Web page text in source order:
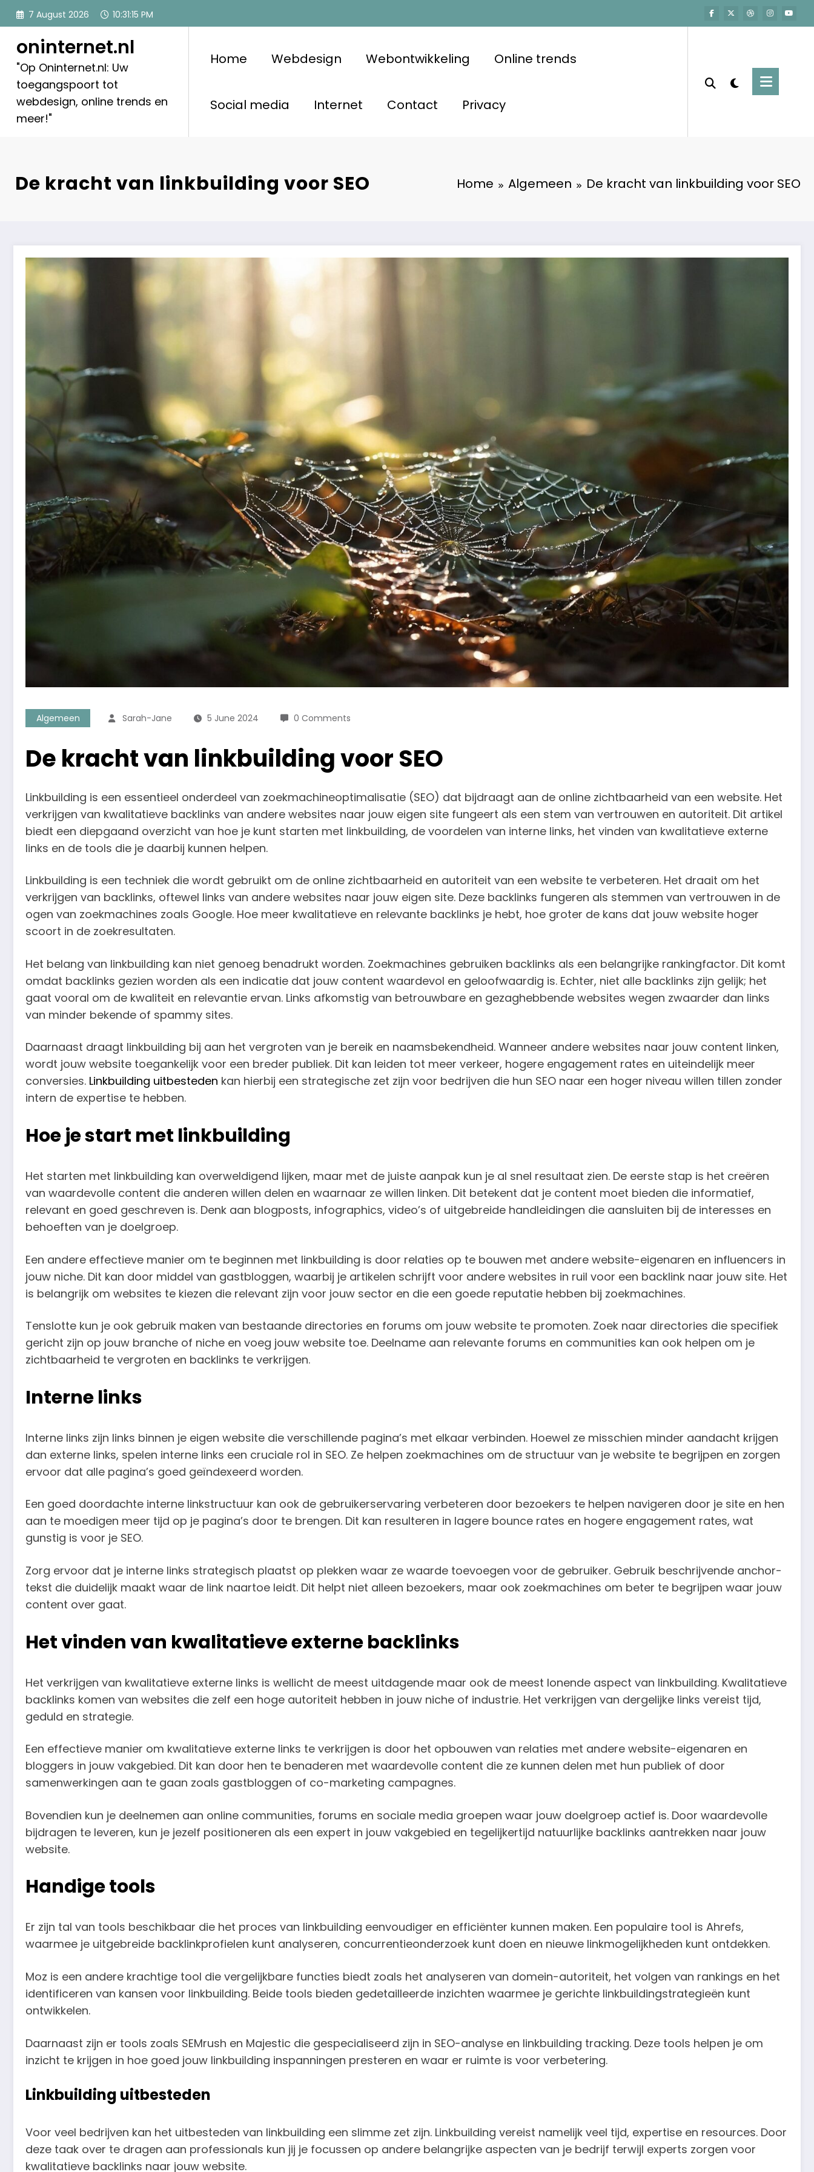
Skip
7 August 2026 10:31:16 PM
oninternet.nl
"Op Oninternet.nl: Uw
toegangspoort tot
webdesign, online trends en
meer!"
Home Webdesign Webontwikkeling Online trends
Social media Internet Contact Privacy
De kracht van linkbuilding voor SEO Home Algemeen De kracht van linkbuilding voor SEO
Algemeen Sarah-Jane 5 June 2024 0 Comments
De kracht van linkbuilding voor SEO
Linkbuilding is een essentieel onderdeel van zoekmachineoptimalisatie (SEO) dat bijdraagt aan de online zichtbaarheid van een website. Het
verkrijgen van kwalitatieve backlinks van andere websites naar jouw eigen site fungeert als een stem van vertrouwen en autoriteit. Dit artikel
biedt een diepgaand overzicht van hoe je kunt starten met linkbuilding, de voordelen van interne links, het vinden van kwalitatieve externe
links en de tools die je daarbij kunnen helpen.
Linkbuilding is een techniek die wordt gebruikt om de online zichtbaarheid en autoriteit van een website te verbeteren. Het draait om het
verkrijgen van backlinks, oftewel links van andere websites naar jouw eigen site. Deze backlinks fungeren als stemmen van vertrouwen in de
ogen van zoekmachines zoals Google. Hoe meer kwalitatieve en relevante backlinks je hebt, hoe groter de kans dat jouw website hoger
scoort in de zoekresultaten.
Het belang van linkbuilding kan niet genoeg benadrukt worden. Zoekmachines gebruiken backlinks als een belangrijke rankingfactor. Dit komt
omdat backlinks gezien worden als een indicatie dat jouw content waardevol en geloofwaardig is. Echter, niet alle backlinks zijn gelijk; het
gaat vooral om de kwaliteit en relevantie ervan. Links afkomstig van betrouwbare en gezaghebbende websites wegen zwaarder dan links
van minder bekende of spammy sites.
Daarnaast draagt linkbuilding bij aan het vergroten van je bereik en naamsbekendheid. Wanneer andere websites naar jouw content linken,
wordt jouw website toegankelijk voor een breder publiek. Dit kan leiden tot meer verkeer, hogere engagement rates en uiteindelijk meer
conversies. Linkbuilding uitbesteden kan hierbij een strategische zet zijn voor bedrijven die hun SEO naar een hoger niveau willen tillen zonder
intern de expertise te hebben.
Hoe je start met linkbuilding
Het starten met linkbuilding kan overweldigend lijken, maar met de juiste aanpak kun je al snel resultaat zien. De eerste stap is het creëren
van waardevolle content die anderen willen delen en waarnaar ze willen linken. Dit betekent dat je content moet bieden die informatief,
relevant en goed geschreven is. Denk aan blogposts, infographics, video’s of uitgebreide handleidingen die aansluiten bij de interesses en
behoeften van je doelgroep.
Een andere effectieve manier om te beginnen met linkbuilding is door relaties op te bouwen met andere website-eigenaren en influencers in
jouw niche. Dit kan door middel van gastbloggen, waarbij je artikelen schrijft voor andere websites in ruil voor een backlink naar jouw site. Het
is belangrijk om websites te kiezen die relevant zijn voor jouw sector en die een goede reputatie hebben bij zoekmachines.
Tenslotte kun je ook gebruik maken van bestaande directories en forums om jouw website te promoten. Zoek naar directories die specifiek
gericht zijn op jouw branche of niche en voeg jouw website toe. Deelname aan relevante forums en communities kan ook helpen om je
zichtbaarheid te vergroten en backlinks te verkrijgen.
Interne links
Interne links zijn links binnen je eigen website die verschillende pagina’s met elkaar verbinden. Hoewel ze misschien minder aandacht krijgen
dan externe links, spelen interne links een cruciale rol in SEO. Ze helpen zoekmachines om de structuur van je website te begrijpen en zorgen
ervoor dat alle pagina’s goed geïndexeerd worden.
Een goed doordachte interne linkstructuur kan ook de gebruikerservaring verbeteren door bezoekers te helpen navigeren door je site en hen
aan te moedigen meer tijd op je pagina’s door te brengen. Dit kan resulteren in lagere bounce rates en hogere engagement rates, wat
gunstig is voor je SEO.
Zorg ervoor dat je interne links strategisch plaatst op plekken waar ze waarde toevoegen voor de gebruiker. Gebruik beschrijvende anchor-
tekst die duidelijk maakt waar de link naartoe leidt. Dit helpt niet alleen bezoekers, maar ook zoekmachines om beter te begrijpen waar jouw
content over gaat.
Het vinden van kwalitatieve externe backlinks
Het verkrijgen van kwalitatieve externe links is wellicht de meest uitdagende maar ook de meest lonende aspect van linkbuilding. Kwalitatieve
backlinks komen van websites die zelf een hoge autoriteit hebben in jouw niche of industrie. Het verkrijgen van dergelijke links vereist tijd,
geduld en strategie.
Een effectieve manier om kwalitatieve externe links te verkrijgen is door het opbouwen van relaties met andere website-eigenaren en
bloggers in jouw vakgebied. Dit kan door hen te benaderen met waardevolle content die ze kunnen delen met hun publiek of door
samenwerkingen aan te gaan zoals gastbloggen of co-marketing campagnes.
Bovendien kun je deelnemen aan online communities, forums en sociale media groepen waar jouw doelgroep actief is. Door waardevolle
bijdragen te leveren, kun je jezelf positioneren als een expert in jouw vakgebied en tegelijkertijd natuurlijke backlinks aantrekken naar jouw
website.
Handige tools
Er zijn tal van tools beschikbaar die het proces van linkbuilding eenvoudiger en efficiënter kunnen maken. Een populaire tool is Ahrefs,
waarmee je uitgebreide backlinkprofielen kunt analyseren, concurrentieonderzoek kunt doen en nieuwe linkmogelijkheden kunt ontdekken.
Moz is een andere krachtige tool die vergelijkbare functies biedt zoals het analyseren van domein-autoriteit, het volgen van rankings en het
identificeren van kansen voor linkbuilding. Beide tools bieden gedetailleerde inzichten waarmee je gerichte linkbuildingstrategieën kunt
ontwikkelen.
Daarnaast zijn er tools zoals SEMrush en Majestic die gespecialiseerd zijn in SEO-analyse en linkbuilding tracking. Deze tools helpen je om
inzicht te krijgen in hoe goed jouw linkbuilding inspanningen presteren en waar er ruimte is voor verbetering.
Linkbuilding uitbesteden
Voor veel bedrijven kan het uitbesteden van linkbuilding een slimme zet zijn. Linkbuilding vereist namelijk veel tijd, expertise en resources. Door
deze taak over te dragen aan professionals kun jij je focussen op andere belangrijke aspecten van je bedrijf terwijl experts zorgen voor
kwalitatieve backlinks naar jouw website.